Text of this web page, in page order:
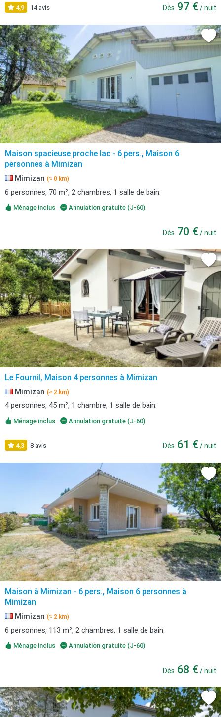
4,9 14 avis Dès 97 € / nuit
Maison spacieuse proche lac - 6 pers., Maison 6
personnes à Mimizan
Mimizan (≈ 0 km)
6 personnes, 70 m², 2 chambres, 1 salle de bain.
Ménage inclus Annulation gratuite (J-60)
Dès 70 € / nuit
Le Fournil, Maison 4 personnes à Mimizan
Mimizan (≈ 2 km)
4 personnes, 45 m², 1 chambre, 1 salle de bain.
Ménage inclus Annulation gratuite (J-60)
4,3 8 avis Dès 61 € / nuit
Maison à Mimizan - 6 pers., Maison 6 personnes à
Mimizan
Mimizan (≈ 2 km)
6 personnes, 113 m², 2 chambres, 1 salle de bain.
Ménage inclus Annulation gratuite (J-60)
Dès 68 € / nuit